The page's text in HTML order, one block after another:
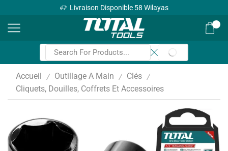
Livraison Disponible 58 Wilayas
Accueil / Outillage A Main / Clés /
Cliquets, Douilles, Coffrets Et Accessoires